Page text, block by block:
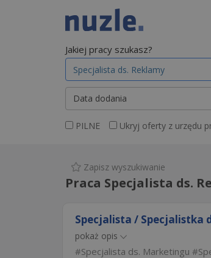
Jakiej pracy szukasz?
Data dodania
PILNE Ukryj oferty z urzędu
Zapisz wyszukiwanie
Praca Specjalista ds.
Specjalista / Specjalistka
pokaż opis
Specjalista ds. Marketingu